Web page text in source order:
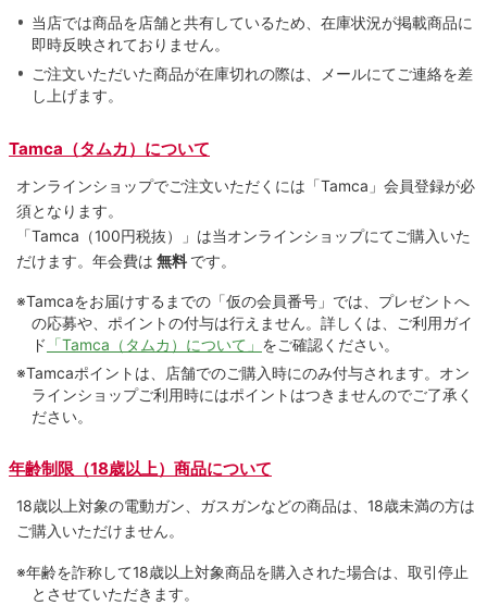
当店では商品を店舗と共有しているため、在庫状況が掲載商品に
即時反映されておりません。
ご注文いただいた商品が在庫切れの際は、メールにてご連絡を差
し上げます。
Tamca（タムカ）について
オンラインショップでご注⽂いただくには「Tamca」会員登録が必
須となります。
「Tamca （100円税抜）
」は当オンラインショップにてご購⼊いた
だけます。 年会費は 無料 です。
※Tamcaをお届けするまでの「仮の会員番号」では、プレゼントへ
の応募や、ポイントの付与は⾏えません。詳しくは、ご利⽤ガイ
ド 「Tamca（タムカ）について」 をご確認ください。
※Tamcaポイントは、店舗でのご購⼊時にのみ付与されます。オン
ラインショップご利用時にはポイントはつきませんのでご了承く
ださい。
年齢制限（18歳以上）商品について
18歳以上対象の電動ガン、ガスガンなどの商品は、18歳未満の方は
ご購入いただけません。
※年齢を詐称して18歳以上対象商品を購入された場合は、取引停止
とさせていただきます。